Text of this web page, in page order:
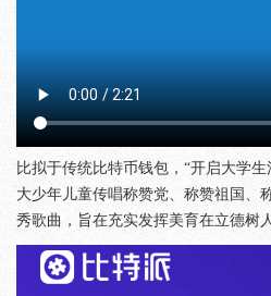
比拟于传统比特币钱包，“开启大学
大少年儿童传唱称赞党、称赞祖国、
秀歌曲，旨在充实发挥美育在立德树